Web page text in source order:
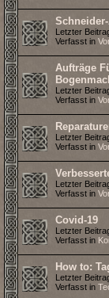
Letzter
Verfasst in
Aufträge
Letzter
Verfasst in
Letzter
Verfasst in
Letzter
Verfasst in
Covid-19
Letzter
Verfasst in
How to:
Letzter
Verfasst in